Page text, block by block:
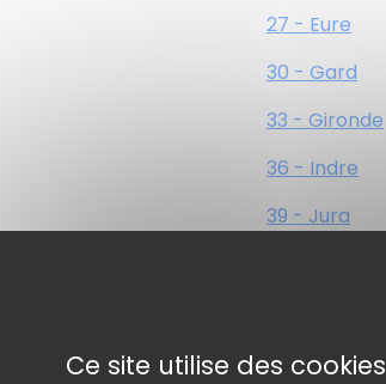
Ce site utilise des
27 - Eure
30 - Gard
33 - Gironde
36 - Indre
39 - Jura
48 - Lozère